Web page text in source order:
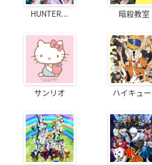
HUNTER... 暗殺教室
サンリオ ハイキュ